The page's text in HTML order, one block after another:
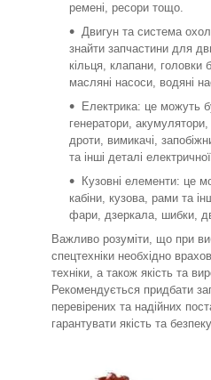
ремені, ресори тощо.
Двигун та система
знайти запчастини для
кільця, клапани, головки
масляні насоси, водяні
Електрика: це можуть
генератори,
дроти, вимикачі,
та інші деталі
Кузовні елементи: це
кабіни, кузова, рами та
фари, дзеркала, шибки,
Важливо розуміти, що при
спецтехніки необхідно
техніки, а також якість та
Рекомендується придбати
перевірених та надійних
гарантувати якість та